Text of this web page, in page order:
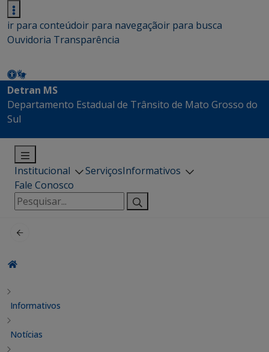
ir para conteúdoir para navegaçãoir para busca
Ouvidoria Transparência
Detran MS
Departamento Estadual de Trânsito de Mato Grosso do
Sul
Institucional ServiçosInformativos
Fale Conosco
Pesquisar
por:
Informativos
Notícias